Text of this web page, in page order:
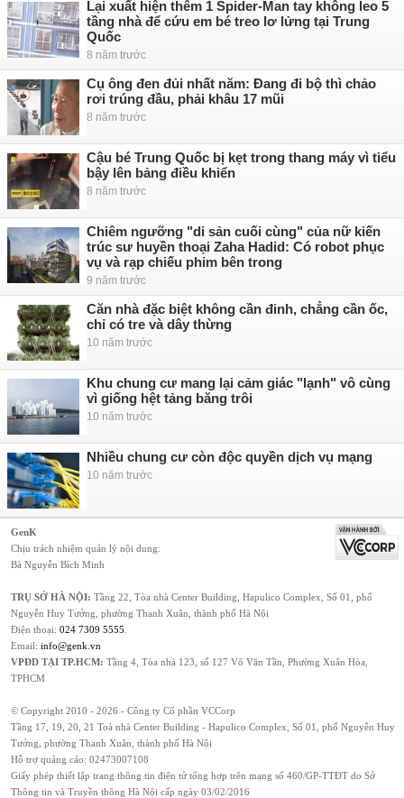
Lại xuất hiện thêm 1 Spider-Man tay không leo 5
tầng nhà để cứu em bé treo lơ lửng tại Trung
Quốc
8 năm trước
Cụ ông đen đủi nhất năm: Đang đi bộ thì chảo
rơi trúng đầu, phải khâu 17 mũi
8 năm trước
Cậu bé Trung Quốc bị kẹt trong thang máy vì tiểu
bậy lên bảng điều khiển
8 năm trước
Chiêm ngưỡng "di sản cuối cùng" của nữ kiến
trúc sư huyền thoại Zaha Hadid: Có robot phục
vụ và rạp chiếu phim bên trong
9 năm trước
Căn nhà đặc biệt không cần đinh, chẳng cần ốc,
chỉ có tre và dây thừng
10 năm trước
Khu chung cư mang lại cảm giác "lạnh" vô cùng
vì giống hệt tảng băng trôi
10 năm trước
Nhiều chung cư còn độc quyền dịch vụ mạng
10 năm trước
GenK
Chịu trách nhiệm quản lý nội dung:
Bà Nguyễn Bích Minh
TRỤ SỞ HÀ NỘI: Tầng 22, Tòa nhà Center Building, Hapulico Complex, Số 01, phố
Nguyễn Huy Tưởng, phường Thanh Xuân, thành phố Hà Nội
Điện thoại: 024 7309 5555
Email: info@genk.vn
VPĐD TẠI TP.HCM: Tầng 4, Tòa nhà 123, số 127 Võ Văn Tần, Phường Xuân Hòa,
TPHCM
© Copyright 2010 - 2026 - Công ty Cổ phần VCCorp
Tầng 17, 19, 20, 21 Toà nhà Center Building - Hapulico Complex, Số 01, phố Nguyễn Huy
Tưởng, phường Thanh Xuân, thành phố Hà Nội
Hỗ trợ quảng cáo: 02473007108
Giấy phép thiết lập trang thông tin điện tử tổng hợp trên mạng số 460/GP-TTĐT do Sở
Thông tin và Truyền thông Hà Nội cấp ngày 03/02/2016